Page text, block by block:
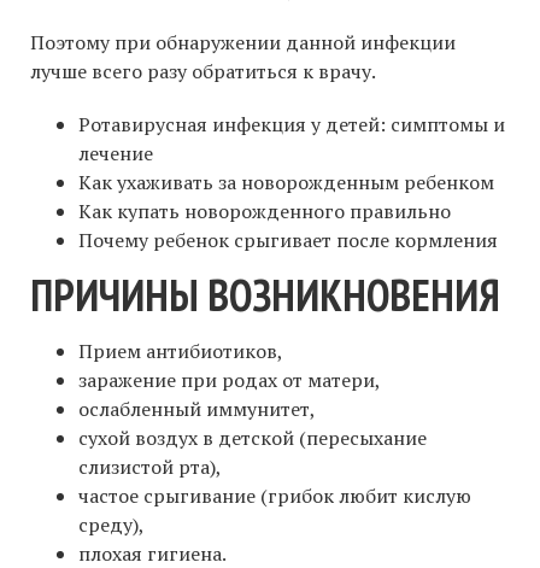
Поэтому при обнаружении данной инфекции
лучше всего разу обратиться к врачу.
Ротавирусная инфекция у детей: симптомы и
лечение
Как ухаживать за новорожденным ребенком
Как купать новорожденного правильно
Почему ребенок срыгивает после кормления
ПРИЧИНЫ ВОЗНИКНОВЕНИЯ
Прием антибиотиков,
заражение при родах от матери,
ослабленный иммунитет,
сухой воздух в детской (пересыхание
слизистой рта),
частое срыгивание (грибок любит кислую
среду),
плохая гигиена.